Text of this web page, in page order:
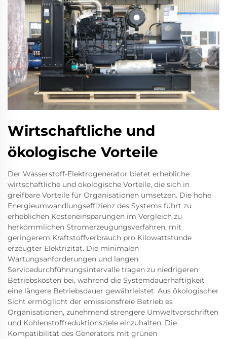
Wirtschaftliche und
ökologische Vorteile
Der Wasserstoff-Elektrogenerator bietet erhebliche
wirtschaftliche und ökologische Vorteile, die sich in
greifbare Vorteile für Organisationen umsetzen. Die hohe
Energieumwandlungseffizienz des Systems führt zu
erheblichen Kosteneinsparungen im Vergleich zu
herkömmlichen Stromerzeugungsverfahren, mit
geringerem Kraftstoffverbrauch pro Kilowattstunde
erzeugter Elektrizität. Die minimalen
Wartungsanforderungen und langen
Servicedurchführungsintervalle tragen zu niedrigeren
Betriebskosten bei, während die Systemdauerhaftigkeit
eine längere Betriebsdauer gewährleistet. Aus ökologischer
Sicht ermöglicht der emissionsfreie Betrieb es
Organisationen, zunehmend strengere Umweltvorschriften
und Kohlenstoffreduktionsziele einzuhalten. Die
Kompatibilität des Generators mit grünen